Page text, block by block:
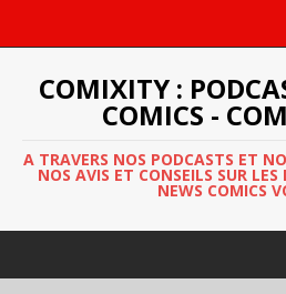
COMIXITY :
COMICS -
A TRAVERS NOS PODCASTS ET
NOS AVIS ET CONSEILS SUR LES
NEWS COMICS